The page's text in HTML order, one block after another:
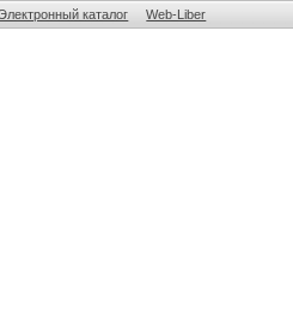
каталог Web-Liber